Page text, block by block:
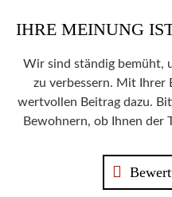
IHRE MEINUNG
Wir sind ständig bemüht,
zu verbessern. Mit Ihrer
wertvollen Beitrag dazu.
Bewohnern, ob Ihnen der